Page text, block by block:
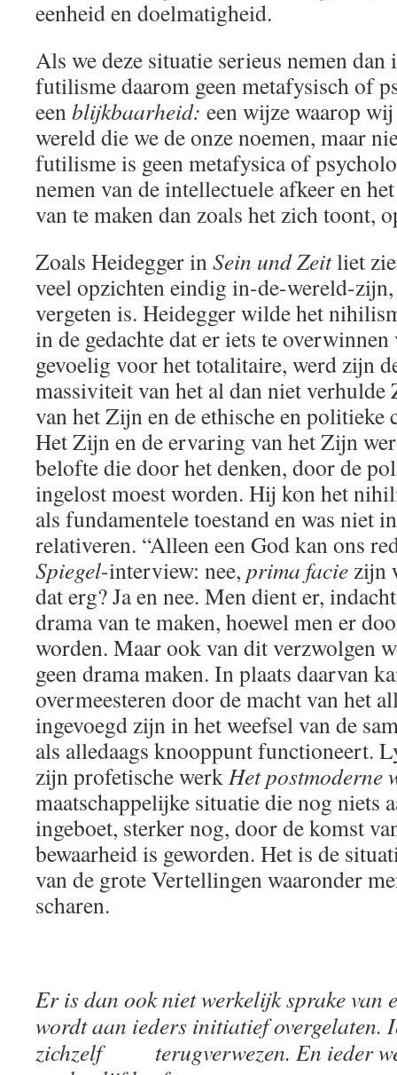
eenheid en doelmatigheid.
Als we deze situatie serieus nemen dan
futilisme daarom geen metafysisch of
eenblijkbaarheid: een wijze waarop
wereld die we de onze noemen, maar
futilisme is geen metafysica of
nemen van de intellectuele afkeer en
van te maken dan zoals het zich toont,
Zoals Heidegger inSein und Zeitliet
veel opzichten eindig in-de-wereld-
vergeten is. Heidegger wilde het
in de gedachte dat er iets te
gevoelig voor het totalitaire, werd zijn
massiviteit van het al dan niet verhulde
van het Zijn en de ethische en politieke
Het Zijn en de ervaring van het Zijn
belofte die door het denken, door de
ingelost moest worden. Hij kon het
als fundamentele toestand en was niet
relativeren. “Alleen een God kan ons
Spiegel-interview: nee, prima faciezijn
dat erg? Ja en nee. Men dient er,
drama van te maken, hoewel men er
worden. Maar ook van dit verzwolgen
geen drama maken. In plaats daarvan
overmeesteren door de macht van het
ingevoegd zijn in het weefsel van de
als alledaags knooppunt functioneert.
zijn profetische werkHet postmoderne
maatschappelijke situatie die nog niets
ingeboet, sterker nog, door de komst
bewaarheid is geworden. Het is de
van de grote Vertellingen waaronder
scharen.
Er is dan ook niet werkelijk sprake van
wordt aan ieders initiatief overgelaten.
zichzelf terugverwezen. En ieder